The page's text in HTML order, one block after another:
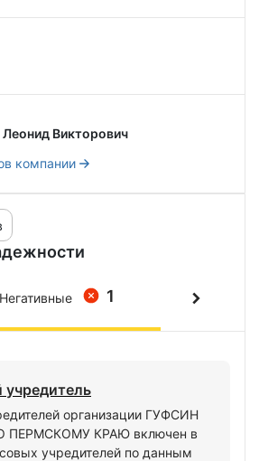
Викторович
компании
1
Негативные
организации ГУФСИН
ПЕРМСКОМУ КРАЮ включен в
учредителей по данным